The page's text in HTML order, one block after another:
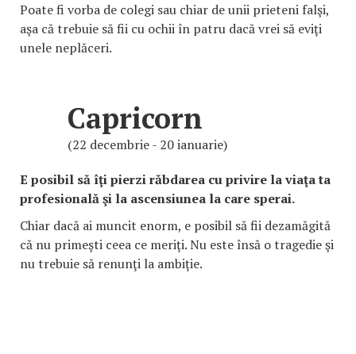
Poate fi vorba de colegi sau chiar de unii prieteni falşi,
aşa că trebuie să fii cu ochii în patru dacă vrei să eviţi
unele neplăceri.
Capricorn
(22 decembrie - 20 ianuarie)
E posibil să îţi pierzi răbdarea cu privire la viaţa ta
profesională şi la ascensiunea la care sperai.
Chiar dacă ai muncit enorm, e posibil să fii dezamăgită
că nu primeşti ceea ce meriţi. Nu este însă o tragedie şi
nu trebuie să renunţi la ambiţie.